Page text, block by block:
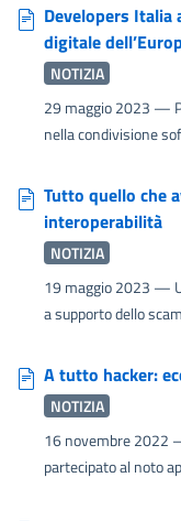
Developers
digitale
NOTIZIA
29 maggio 2023 —
nella condivisione
Tutto quello che
interoperabilità
NOTIZIA
19 maggio 2023 —
a supporto dello
A tutto hacker:
NOTIZIA
16 novembre 2022
partecipato al noto